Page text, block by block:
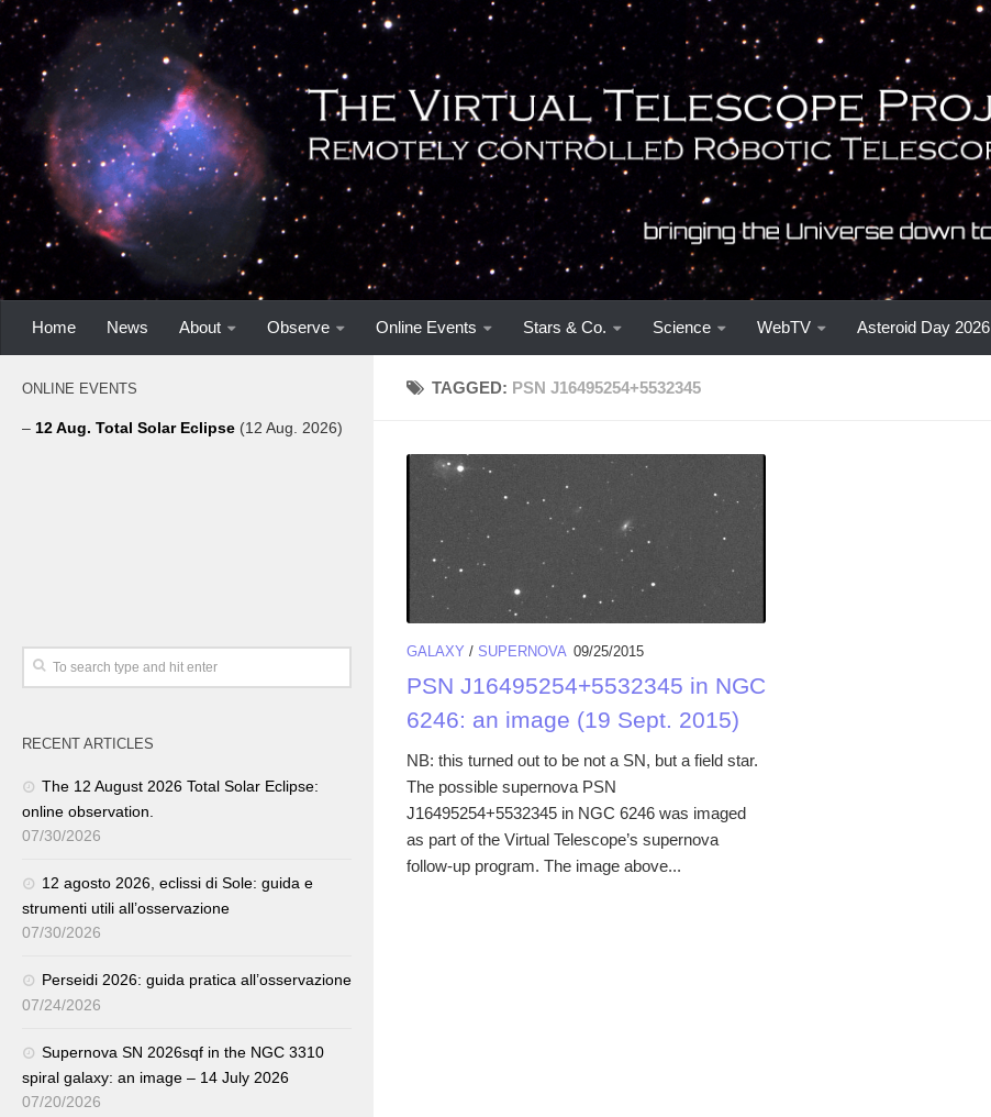
Home News About Observe Online Events Stars & Co. Science WebTV Asteroid Day 2026
TAGGED: PSN J16495254+5532345
GALAXY / SUPERNOVA 09/25/2015
PSN J16495254+5532345 in NGC
6246: an image (19 Sept. 2015)
NB: this turned out to be not a SN, but a field star.
The possible supernova PSN
J16495254+5532345 in NGC 6246 was imaged
as part of the Virtual Telescope’s supernova
follow-up program. The image above...
ONLINE EVENTS
– 12 Aug. Total Solar Eclipse (12 Aug. 2026)
RECENT ARTICLES
The 12 August 2026 Total Solar Eclipse:
online observation.
07/30/2026
12 agosto 2026, eclissi di Sole: guida e
strumenti utili all’osservazione
07/30/2026
Perseidi 2026: guida pratica all’osservazione
07/24/2026
Supernova SN 2026sqf in the NGC 3310
spiral galaxy: an image – 14 July 2026
07/20/2026